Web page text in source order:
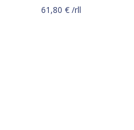
61,80 € /rll